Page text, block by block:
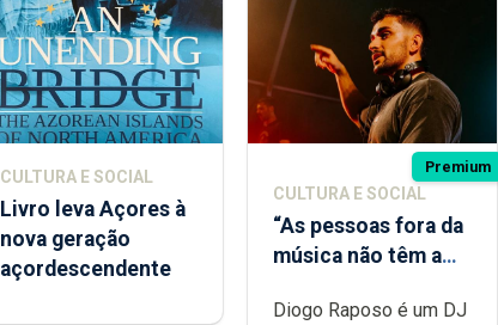
CULTURA E SOCIAL
Livro leva Açores à
nova geração
açordescendente
Premium
CULTURA E SOCIAL
“As pessoas fora da
música não têm a
difícil é produzir
Diogo Raposo é um DJ